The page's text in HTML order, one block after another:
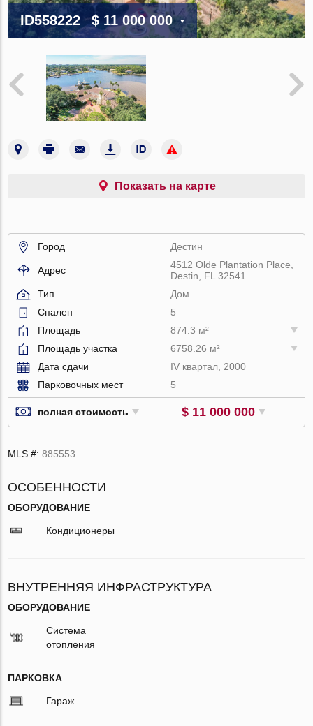
ID558222 $ 11 000 000
Показать на карте
Город Дестин
Адрес
4512 Olde Plantation Place,
Destin, FL 32541
Тип
Дом
Спален
5
Площадь
874.3 м²
Площадь участка
6758.26 м²
Дата сдачи
IV квартал, 2000
Парковочных мест
5
полная стоимость $ 11 000 000
MLS #:885553
ОСОБЕННОСТИ
ОБОРУДОВАНИЕ
Кондиционеры
ВНУТРЕННЯЯ ИНФРАСТРУКТУРА
ОБОРУДОВАНИЕ
Система
отопления
ПАРКОВКА
Гараж